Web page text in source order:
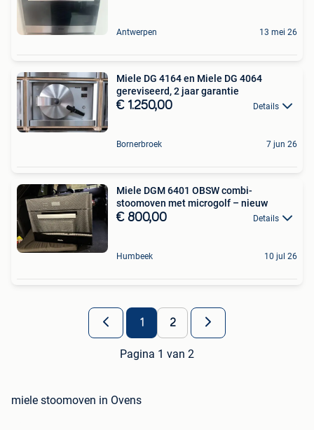
Antwerpen 13 mei 26
Miele DG 4164 en Miele DG 4064
gereviseerd, 2 jaar garantie
€ 1.250,00 Details
Bornerbroek 7 jun 26
Miele DGM 6401 OBSW combi-
stoomoven met microgolf – nieuw
€ 800,00 Details
Humbeek 10 jul 26
1 2
Pagina 1 van 2
miele stoomoven in Ovens